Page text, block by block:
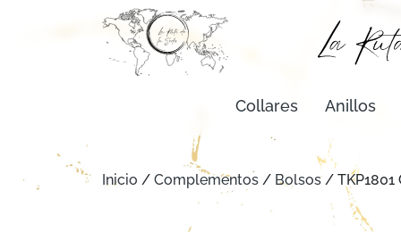
Collares Anillos
Inicio / Complementos / Bolsos/ TKP1801